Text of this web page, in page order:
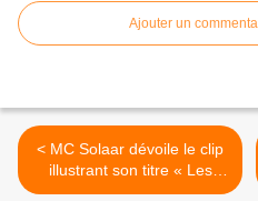
Ajouter un
< MC Solaar dévoile le clip
illustrant son titre « Les
Mirabelles » !